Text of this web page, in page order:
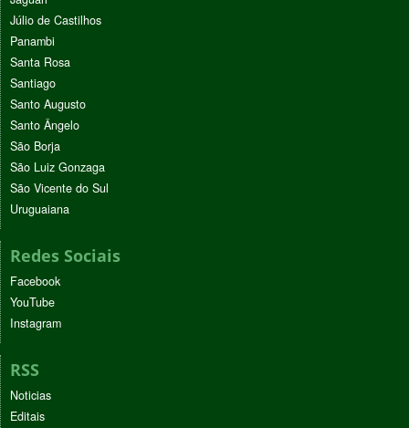
Júlio de Castilhos
Panambi
Santa Rosa
Santiago
Santo Augusto
Santo Ângelo
São Borja
São Luiz Gonzaga
São Vicente do Sul
Uruguaiana
Redes Sociais
Facebook
YouTube
Instagram
RSS
Noticias
Editais